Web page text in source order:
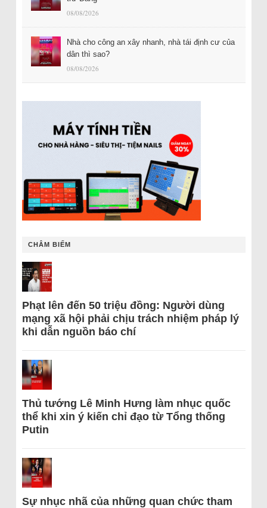
08/08/2026
Nhà cho công an xây nhanh, nhà tái định cư của
dân thì sao?
08/08/2026
CHÂM BIẾM
Phạt lên đến 50 triệu đồng: Người dùng
mạng xã hội phải chịu trách nhiệm pháp lý
khi dẫn nguồn báo chí
Thủ tướng Lê Minh Hưng làm nhục quốc
thể khi xin ý kiến chỉ đạo từ Tổng thống
Putin
Sự nhục nhã của những quan chức tham